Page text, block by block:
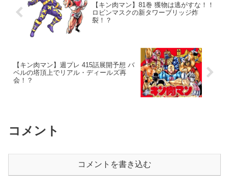
【キン肉マン】81巻 獲物は逃がすな！！
ロビンマスクの新タワーブリッジ炸
裂！？
【キン肉マン】週プレ 415話展開予想 バ
ベルの塔頂上でリアル・ディールズ再
会！？
コメント
コメントを書き込む